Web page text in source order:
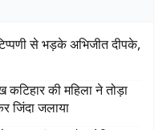
से भड़के अभिजीत दीपके,
की महिला ने तोड़ा
जिंदा जलाया